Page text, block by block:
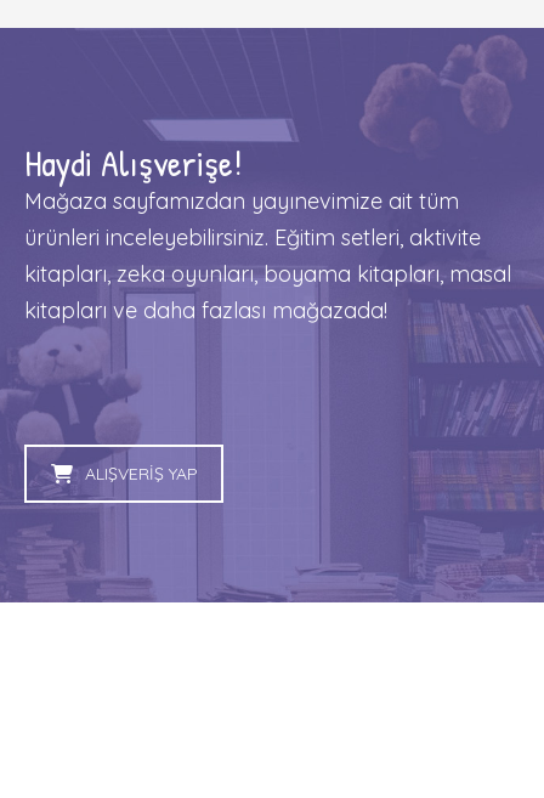
Haydi Alışverişe!
Mağaza sayfamızdan yayınevimize ait tüm
ürünleri inceleyebilirsiniz. Eğitim setleri, aktivite
kitapları, zeka oyunları, boyama kitapları, masal
kitapları ve daha fazlası mağazada!
ALIŞVERİŞ YAP